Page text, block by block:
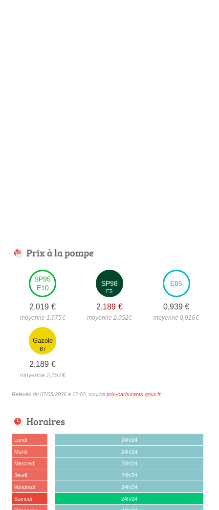
Prix à la pompe
SP95
E10
2,019 €
moyenne 1,975€
SP98
E5
2,189 €
moyenne 2,052€
E85
0,939 €
moyenne 0,916€
Gazole
B7
2,189 €
moyenne 2,157€
Relevés du 07/08/2026 à 12:03, source prix-carburants.gouv.fr
Horaires
Lundi
24h/24
Mardi
24h/24
Mercredi
24h/24
Jeudi
24h/24
Vendredi
24h/24
Samedi
24h/24